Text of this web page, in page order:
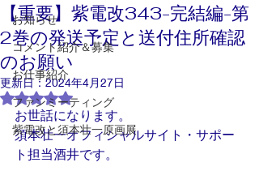
お知らせ
コメント紹介＆募集
お仕事紹介
ファンミーティング
紫電改と須本壮一原画展
【重要】紫電改343-完結編-第
2巻の発送予定と送付住所確認
のお願い
更新日：2024年4月27日
5つ星のうちNaNと評価されています。
お世話になります。
須本壮一オフィシャルサイト・サポー
ト担当酒井です。